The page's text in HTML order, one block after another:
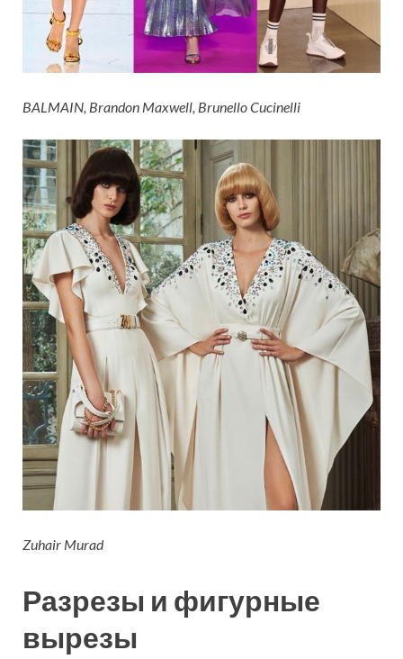
BALMAIN, Brandon Maxwell, Brunello Cucinelli
Zuhair Murad
Разрезы и фигурные
вырезы